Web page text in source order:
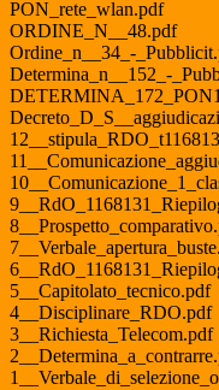
PON_rete_wlan.pdf
ORDINE_N__48.pdf
Ordine_n__34_-
Determina_n__152_-
5__Capitolato_tecnico.pdf
4__Disciplinare_RDO.pdf
3__Richiesta_Telecom.pdf